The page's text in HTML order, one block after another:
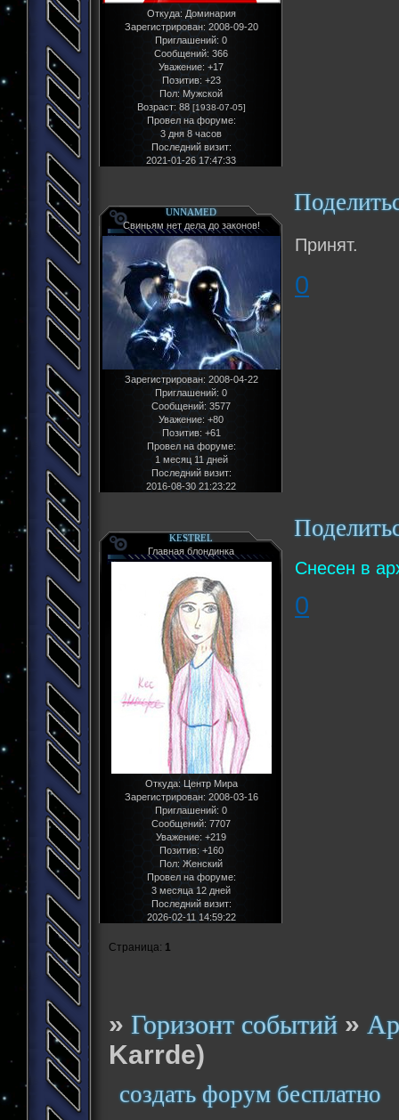
Откуда: Доминария
Зарегистрирован: 2008-09-20
Приглашений: 0
Сообщений: 366
Уважение: +17
Позитив: +23
Пол: Мужской
Возраст: 88 [1938-07-05]
Провел на форуме:
3 дня 8 часов
Последний визит:
2021-01-26 17:47:33
UNNAMED
Свиньям нет дела до законов!
Зарегистрирован: 2008-04-22
Приглашений: 0
Сообщений: 3577
Уважение: +80
Позитив: +61
Провел на форуме:
1 месяц 11 дней
Последний визит:
2016-08-30 21:23:22
Принят.
0
KESTREL
Главная блондинка
Откуда:Центр Мира
Зарегистрирован: 2008-03-16
Приглашений: 0
Сообщений: 7707
Уважение: +219
Позитив: +160
Пол:Женский
Провел на форуме:
3 месяца 12 дней
Последний визит:
2026-02-11 14:59:22
Снесен в
0
Страница: 1
»Горизонт событий »
Karrde)
создать форум бесплатно